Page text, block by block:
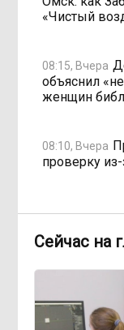
«Чистый
08:15, Вчера
объяснил
женщин
08:10, Вчера
проверку
19:02, 5
где
17:30, 5 августа
превысить
Сейчас на